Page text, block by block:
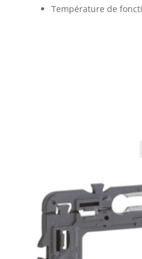
Température de